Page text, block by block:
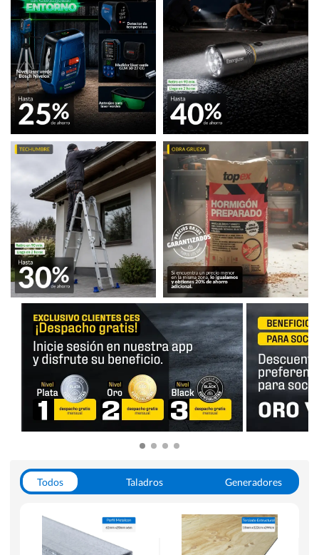
Todos Taladros
Generadores
Herramientas Manuales
Sierras Circulares